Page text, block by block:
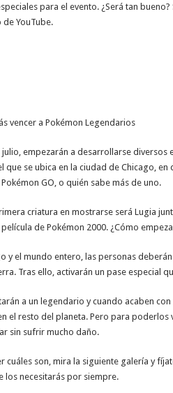
para el evento. ¿Será tan
YouTube.
vencer a Pokémon Legendarios
julio, empezarán a desarrollarse
que se ubica en la ciudad de Chicago,
GO, o quién sabe más de uno.
criatura en mostrarse será Lugia
de Pokémon 2000. ¿Cómo
y el mundo entero, las personas
Tras ello, activarán un pase especial
a un legendario y cuando acaben
el resto del planeta. Pero para poderlos
sin sufrir mucho daño.
cuáles son, mira la siguiente galería y
los necesitarás por siempre.